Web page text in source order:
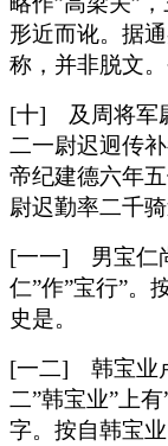
形近而讹。据
称，并非脱文
[十] 及周将军
二一尉迟迥传
帝纪建德六年
尉迟勤率二千骑
[一一] 男宝仁
仁”作”宝行”。
史是。
[一二] 韩宝业
二”韩宝业”上
字。按自韩宝